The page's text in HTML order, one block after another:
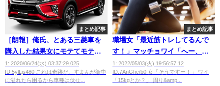
まとめ記事
［朗報］俺氏、とある三菱車を
購入した結果女にモテてモテて
モテまくる
wwwwwwwwwwwwwww
1: 2020/06/24(水) 03:37:29.025
ID:5ylLjs480 これは奇跡だ、すまんが街中
に溢れたら困るから車種は伏せ...
まとめ記事
職場女「最近筋トレしてるんで
す！」マッチョワイ「へー、偉
いやんダンベルとか？」→この
あとｗｗｗｗｗｗ
1: 2022/05/03(火) 19:56:57.12
ID:7AnGhc/b0 女「そうですー！」 ワイ
「15kgとか？」 周り&amp...